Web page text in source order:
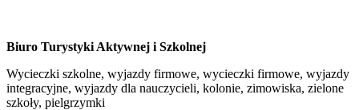
Biuro Turystyki Aktywnej i Szkolnej
Wycieczki szkolne, wyjazdy firmowe, wycieczki firmowe, wyjazdy
integracyjne, wyjazdy dla nauczycieli, kolonie, zimowiska, zielone
szkoły, pielgrzymki